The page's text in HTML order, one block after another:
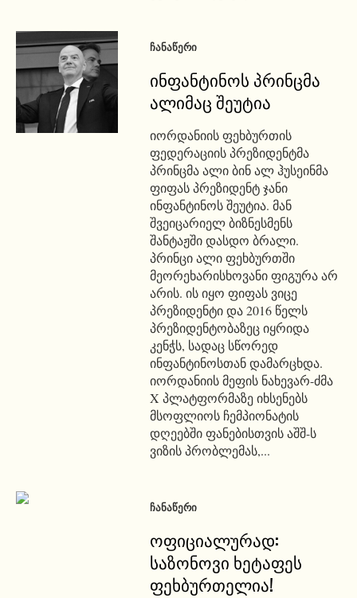
ᲩᲐᲜᲐᲬᲔᲠᲘ
ინფანტინოს პრინცმა
ალიმაც შეუტია
იორდანიის ფეხბურთის
ფედერაციის პრეზიდენტმა
პრინცმა ალი ბინ ალ ჰუსეინმა
ფიფას პრეზიდენტ ჯანი
ინფანტინოს შეუტია. მან
შვეიცარიელ ბიზნესმენს
შანტაჟში დასდო ბრალი.
პრინცი ალი ფეხბურთში
მეორეხარისხოვანი ფიგურა არ
არის. ის იყო ფიფას ვიცე
პრეზიდენტი და 2016 წელს
პრეზიდენტობაზეც იყრიდა
კენჭს, სადაც სწორედ
ინფანტინოსთან დამარცხდა.
იორდანიის მეფის ნახევარ-ძმა
X პლატფორმაზე იხსენებს
მსოფლიოს ჩემპიონატის
დღეებში ფანებისთვის აშშ-ს
ვიზის პრობლემას,...
ᲩᲐᲜᲐᲬᲔᲠᲘ
ოფიციალურად:
საზონოვი ხეტაფეს
ფეხბურთელია!